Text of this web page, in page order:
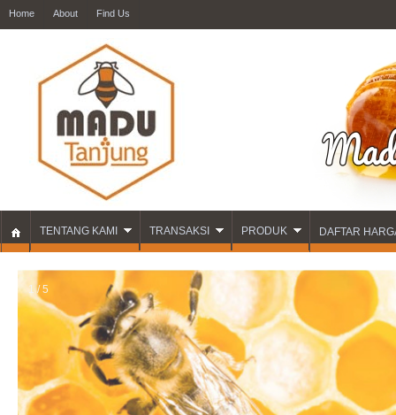
Home About Find Us
TENTANG KAMI TRANSAKSI PRODUK DAFTAR
1 / 5